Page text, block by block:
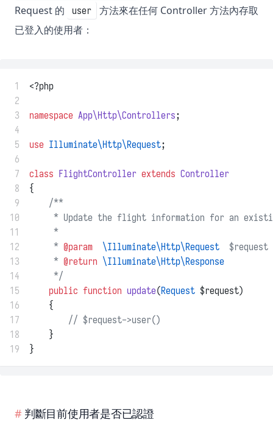
Request 的
user
方法來在任何 Controller 方法內存取
已登入的使用者：
1
<?php
2
3
namespace App\Http\Controllers;
4
5
use Illuminate\Http\Request;
6
7
class FlightController extends Controller
8
{
9
/**
10
* Update the flight information for an
11
     *
12
     *
@param \Illuminate\Http\Request
  $request
13
     *
@return \Illuminate\Http\Response
14
     */
15
public function update(Request $request)
16
    {
17
// $request->user()
18
    }
19
}
判斷目前使用者是否已認證